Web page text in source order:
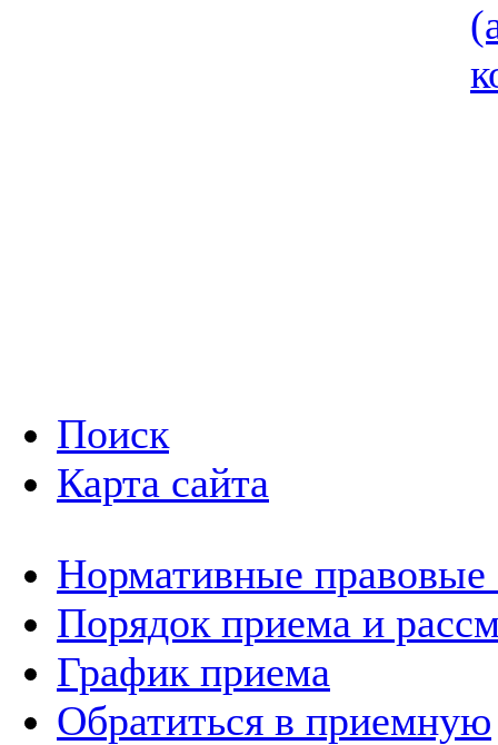
Поиск
Карта сайта
Нормативные правовые
Порядок приема и
График приема
Обратиться в приемную